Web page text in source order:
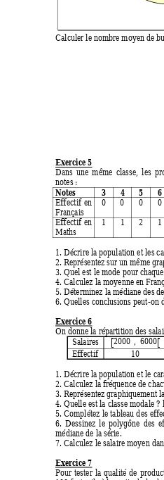
Calculer le nombre moyen de
Exercice 5
Dans une même classe, les
notes :
Notes 3 4 5
Effectif en
Français
0 0 0
Effectif en
Maths
1 1 2
1. Décrire la population et les
2. Représentez sur un même
3. Quel est le mode pour
4. Calculez la moyenne en
5. Déterminez la médiane des
6. Quelles conclusions peut-on
Exercice 6
On donne la répartition des
Salaires
2000 , 6000
Effectif
1. Décrire la population et le
2. Calculez la fréquence de
3. Représentez graphiquement
4. Quelle est la classe modale ?
5. Complétez le tableau des
6. Dessinez le polygône des
médiane de la série.
7. Calculez le salaire moyen
Exercice 7
Pour tester la qualité de